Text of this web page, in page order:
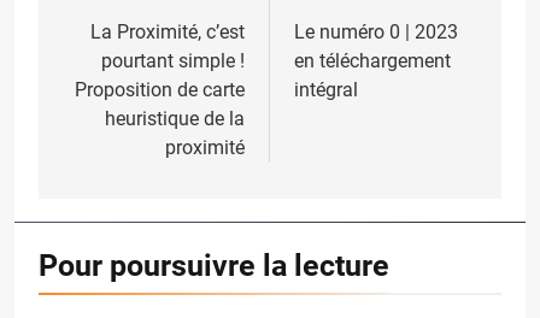
navigation
La Proximité, c’est
pourtant simple !
Proposition de carte
heuristique de la
proximité
Le numéro 0 | 2023
en téléchargement
intégral
Pour poursuivre la lecture